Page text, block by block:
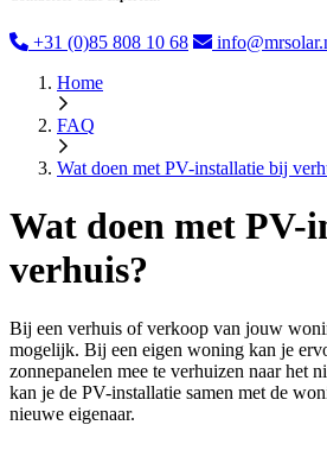
+31 (0)85 808 10 68
Home
FAQ
Wat doen met PV-installatie bij
Wat doen met PV-
verhuis?
Bij een verhuis of verkoop van jouw
mogelijk. Bij een eigen woning kan je
zonnepanelen mee te verhuizen naar het
kan je de PV-installatie samen met de
nieuwe eigenaar.